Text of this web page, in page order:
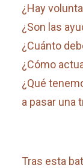
¿Hay
¿Son las
¿Cuánto
¿Cómo
¿Qué
a pasar una
Tras esta